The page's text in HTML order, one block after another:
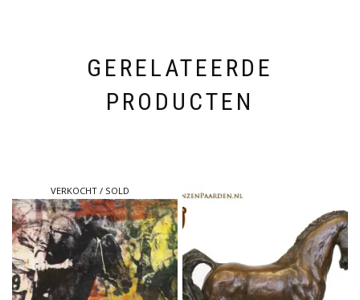
GERELATEERDE
PRODUCTEN
VERKOCHT / SOLD